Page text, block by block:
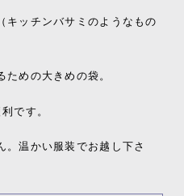
ッチンバサミのようなもの
めの大きめの袋。
です。
温かい服装でお越し下さ